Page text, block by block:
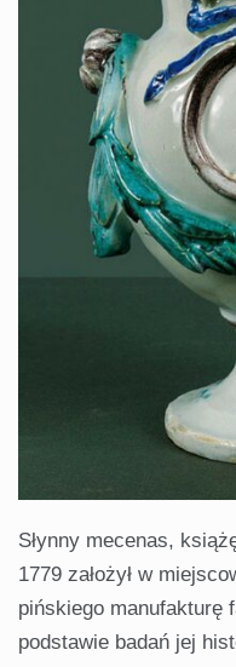
Słynny mecenas,
1779 założył w
pińskiego manufakturę
podstawie badań jej